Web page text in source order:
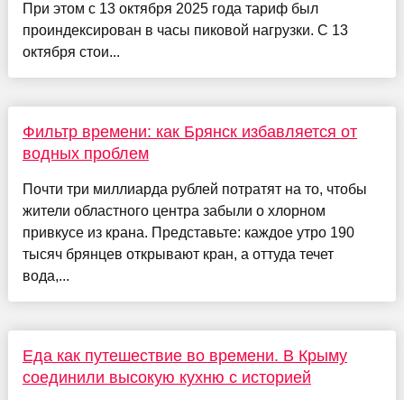
При этом с 13 октября 2025 года тариф был
проиндексирован в часы пиковой нагрузки. С 13
октября стои...
Фильтр времени: как Брянск избавляется от
водных проблем
Почти три миллиарда рублей потратят на то, чтобы
жители областного центра забыли о хлорном
привкусе из крана. Представьте: каждое утро 190
тысяч брянцев открывают кран, а оттуда течет
вода,...
Еда как путешествие во времени. В Крыму
соединили высокую кухню с историей